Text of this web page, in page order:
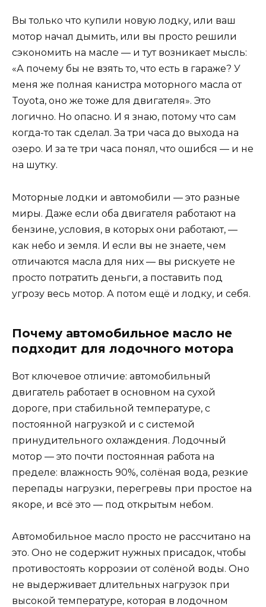
Вы только что купили новую лодку, или ваш
мотор начал дымить, или вы просто решили
сэкономить на масле — и тут возникает мысль:
«А почему бы не взять то, что есть в гараже? У
меня же полная канистра моторного масла от
Toyota, оно же тоже для двигателя». Это
логично. Но опасно. И я знаю, потому что сам
когда-то так сделал. За три часа до выхода на
озеро. И за те три часа понял, что ошибся — и не
на шутку.
Моторные лодки и автомобили — это разные
миры. Даже если оба двигателя работают на
бензине, условия, в которых они работают, —
как небо и земля. И если вы не знаете, чем
отличаются масла для них — вы рискуете не
просто потратить деньги, а поставить под
угрозу весь мотор. А потом ещё и лодку, и себя.
Почему автомобильное масло не
подходит для лодочного мотора
Вот ключевое отличие: автомобильный
двигатель работает в основном на сухой
дороге, при стабильной температуре, с
постоянной нагрузкой и с системой
принудительного охлаждения. Лодочный
мотор — это почти постоянная работа на
пределе: влажность 90%, солёная вода, резкие
перепады нагрузки, перегревы при простое на
якоре, и всё это — под открытым небом.
Автомобильное масло просто не рассчитано на
это. Оно не содержит нужных присадок, чтобы
противостоять коррозии от солёной воды. Оно
не выдерживает длительных нагрузок при
высокой температуре, которая в лодочном